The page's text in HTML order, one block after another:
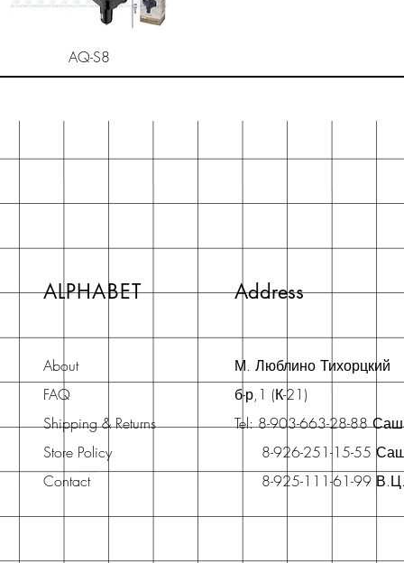
快速瀏覽
AQ-S8
ALPHABET Address
About
FAQ
Shipping & Returns
Store Policy
Contact
М. Люблино Тихорцкий
б-р,1 (К-21)
Tel: 8-903-663-28-88
8-926-251-15-55
8-925-111-61-99